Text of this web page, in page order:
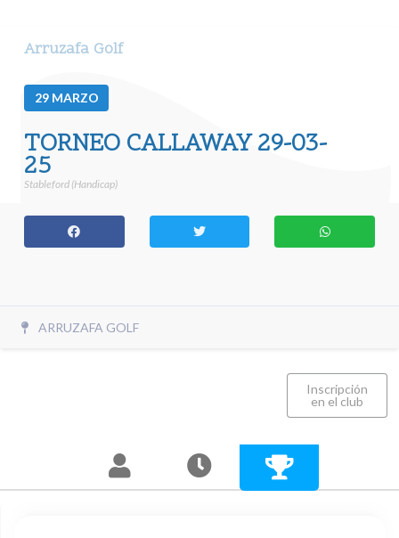
Arruzafa Golf
29 MARZO
TORNEO CALLAWAY 29-03-
25
Stableford (Handicap)
ARRUZAFA GOLF
Inscripción
en el club